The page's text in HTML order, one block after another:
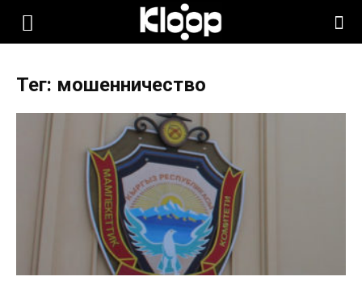
KLOOP.KG
Кыргызстана
Тег: мошенничество